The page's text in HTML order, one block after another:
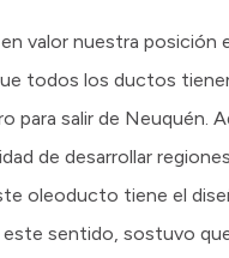
valor nuestra posición
todos los ductos
para salir de Neuquén.
de desarrollar
oleoducto tiene el
este sentido, sostuvo